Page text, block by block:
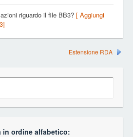
riguardo il file BB3? [ Aggiungi
Estensione RDA
in ordine alfabetico: